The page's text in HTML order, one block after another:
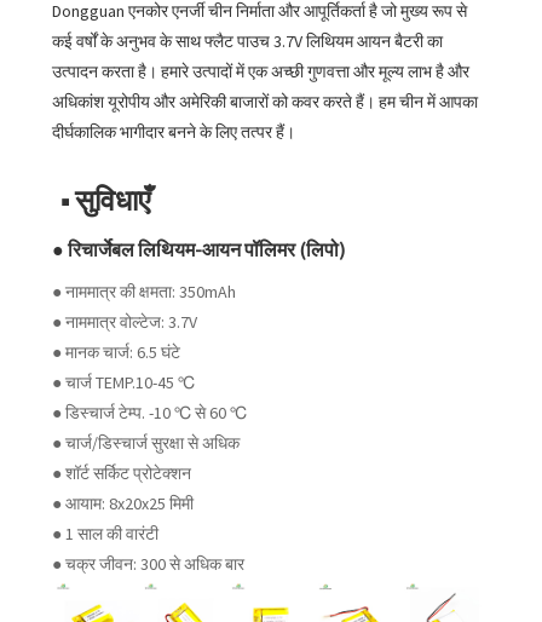
Dongguan एनकोर एनर्जी चीन निर्माता और आपूर्तिकर्ता है जो मुख्य रूप से
कई वर्षों के अनुभव के साथ फ्लैट पाउच 3.7V लिथियम आयन बैटरी का
उत्पादन करता है। हमारे उत्पादों में एक अच्छी गुणवत्ता और मूल्य लाभ है और
अधिकांश यूरोपीय और अमेरिकी बाजारों को कवर करते हैं। हम चीन में आपका
दीर्घकालिक भागीदार बनने के लिए तत्पर हैं।
■ सुविधाएँ
● रिचार्जेबल लिथियम-आयन पॉलिमर (लिपो)
● नाममात्र की क्षमता: 350mAh
● नाममात्र वोल्टेज: 3.7V
● मानक चार्ज: 6.5 घंटे
● चार्ज TEMP.10-45 ℃
● डिस्चार्ज टेम्प. -10 ℃ से 60 ℃
● चार्ज/डिस्चार्ज सुरक्षा से अधिक
● शॉर्ट सर्किट प्रोटेक्शन
● आयाम: 8x20x25 मिमी
● 1 साल की वारंटी
● चक्र जीवन: 300 से अधिक बार